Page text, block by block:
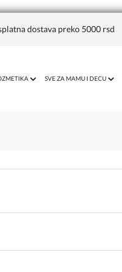
dostava preko 5000 rsd
SVE ZA MAMU I DECU